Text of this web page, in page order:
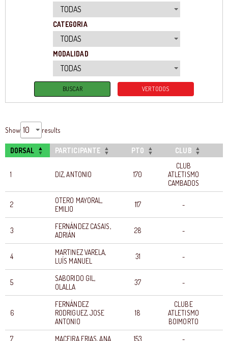
CATEGORIA
MODALIDAD
Show results
DORSAL PARTICIPANTE PTO CLUB
1 DIZ, ANTONIO 170
CLUB
ATLETISMO
CAMBADOS
2
OTERO MAYORAL,
EMILIO
117 -
3
FERNÁNDEZ CASAIS,
ADRIÁN
28 -
4
MARTINEZ VARELA,
LUÍS MANUEL
31 -
5
SABORIDO GIL,
OLALLA
37 -
6
FERNÁNDEZ
RODRIGUEZ, JOSE
ANTONIO
18
CLUBE
ATLETISMO
BOIMORTO
7 MACEIRA ERIAS, ANA 153 -